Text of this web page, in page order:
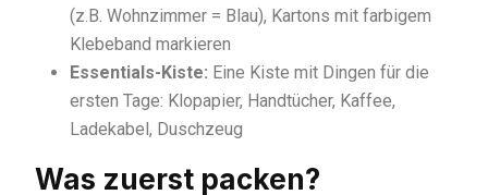
(z.B. Wohnzimmer = Blau), Kartons mit farbigem
Klebeband markieren
Essentials-Kiste: Eine Kiste mit Dingen für die
ersten Tage: Klopapier, Handtücher, Kaffee,
Ladekabel, Duschzeug
Was zuerst packen?